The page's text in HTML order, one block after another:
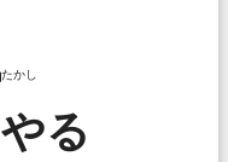
たかし
る